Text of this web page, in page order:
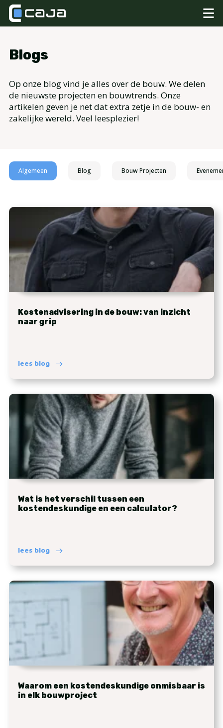
Blogs
Op onze blog vind je alles over de bouw. We delen
de nieuwste projecten en bouwtrends. Onze
artikelen geven je net dat extra zetje in de bouw- en
zakelijke wereld. Veel leesplezier!
Algemeen Blog Bouw Projecten
Kostenadvisering in de bouw: van inzicht
naar grip
lees blog
Wat is het verschil tussen een
kostendeskundige en een calculator?
lees blog
Waarom een kostendeskundige onmisbaar is
in elk bouwproject